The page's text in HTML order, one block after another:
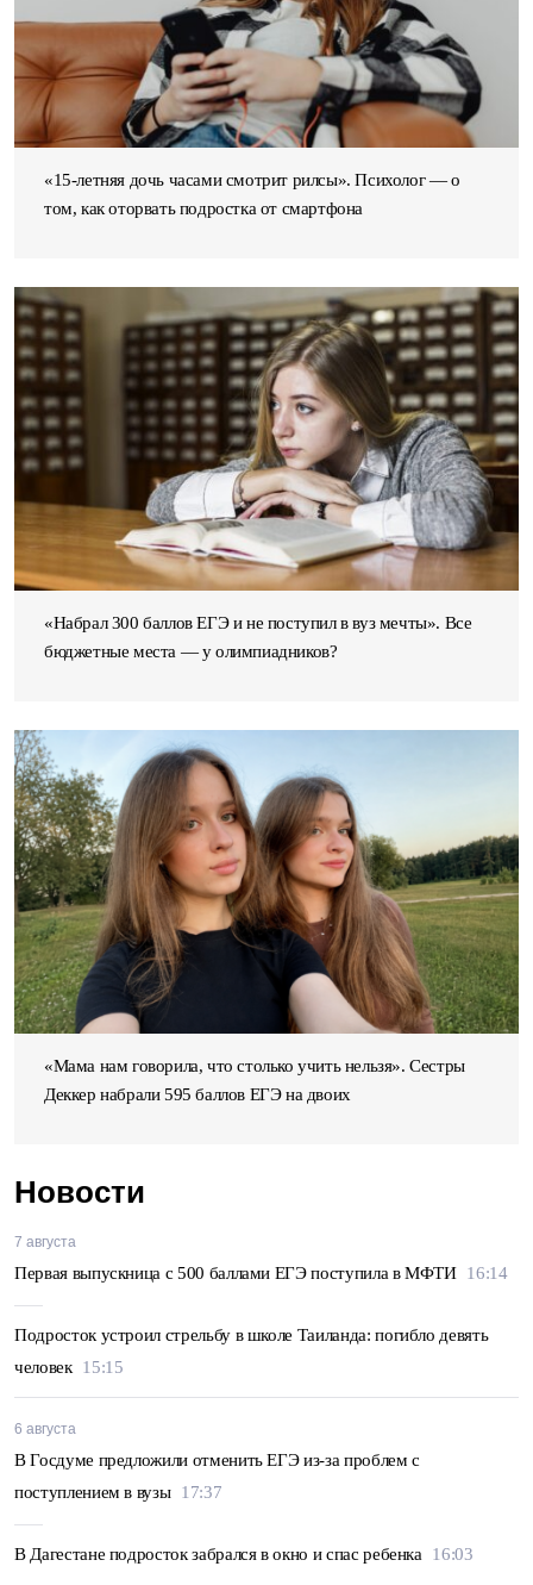
«15-летняя дочь часами смотрит рилсы». Психолог — о
том, как оторвать подростка от смартфона
«Набрал 300 баллов ЕГЭ и не поступил в вуз мечты». Все
бюджетные места — у олимпиадников?
«Мама нам говорила, что столько учить нельзя». Сестры
Деккер набрали 595 баллов ЕГЭ на двоих
Новости
7 августа
Первая выпускница с 500 баллами ЕГЭ поступила в МФТИ 16:14
Подросток устроил стрельбу в школе Таиланда: погибло девять
человек 15:15
6 августа
В Госдуме предложили отменить ЕГЭ из-за проблем с
поступлением в вузы
17:37
В Дагестане подросток забрался в окно и спас ребенка 16:03